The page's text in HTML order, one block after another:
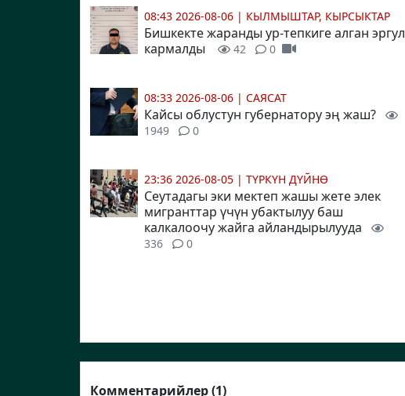
08:43 2026-08-06 | КЫЛМЫШТАР, КЫРСЫКТАР
Бишкекте жаранды ур-тепкиге алган эргул
кармалды
42 0
08:33 2026-08-06 | САЯСАТ
Кайсы облустун губернатору эң жаш?
1949 0
23:36 2026-08-05 | ТҮРКҮН ДҮЙНӨ
Сеутадагы эки мектеп жашы жете элек
мигранттар үчүн убактылуу баш
калкалоочу жайга айландырылууда
336 0
Комментарийлер (1)